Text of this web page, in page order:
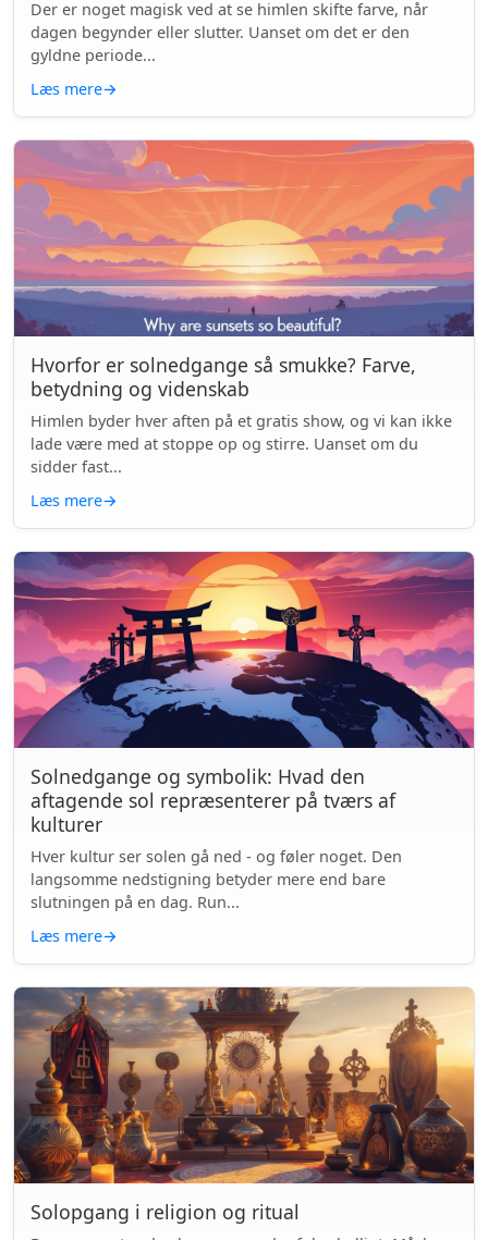
Der er noget magisk ved at se himlen skifte farve, når
dagen begynder eller slutter. Uanset om det er den
gyldne periode...
Læs mere→
Hvorfor er solnedgange så smukke? Farve,
betydning og videnskab
Himlen byder hver aften på et gratis show, og vi kan ikke
lade være med at stoppe op og stirre. Uanset om du
sidder fast...
Læs mere→
Solnedgange og symbolik: Hvad den
aftagende sol repræsenterer på tværs af
kulturer
Hver kultur ser solen gå ned - og føler noget. Den
langsomme nedstigning betyder mere end bare
slutningen på en dag. Run...
Læs mere→
Solopgang i religion og ritual